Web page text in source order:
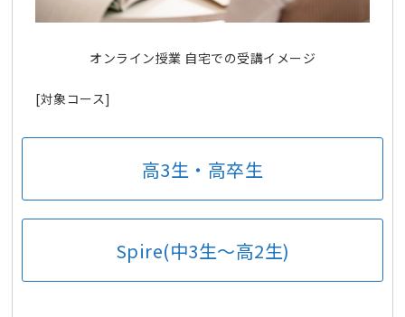
オンライン授業 自宅での受講イメージ
[対象コース]
高3生・高卒生
Spire(中3生～高2生)